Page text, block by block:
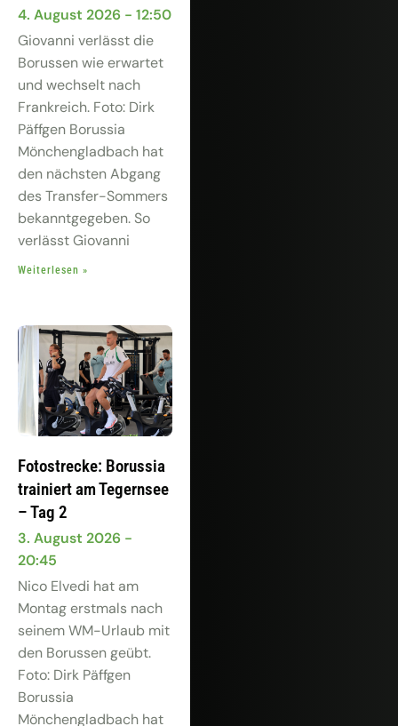
4. August 2026
12:50
Giovanni verlässt die
Borussen wie erwartet
und wechselt nach
Frankreich. Foto: Dirk
Päffgen Borussia
Mönchengladbach hat
den nächsten Abgang
des Transfer-Sommers
bekanntgegeben. So
verlässt Giovanni
Weiterlesen »
Fotostrecke: Borussia
trainiert am Tegernsee
– Tag 2
3. August 2026
20:45
Nico Elvedi hat am
Montag erstmals nach
seinem WM-Urlaub mit
den Borussen geübt.
Foto: Dirk Päffgen
Borussia
Mönchengladbach hat